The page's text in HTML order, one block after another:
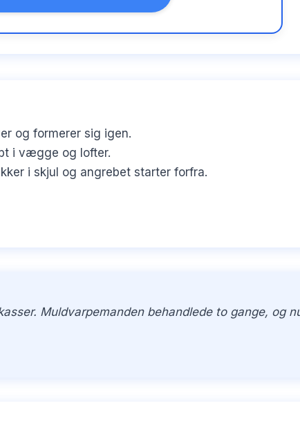
og formerer sig igen.
i vægge og lofter.
i skjul og angrebet starter forfra.
Muldvarpemanden behandlede to gange, og